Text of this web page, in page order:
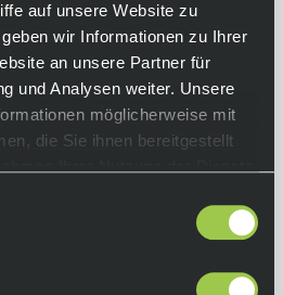
auf unsere Website zu
wir Informationen zu Ihrer
an unsere Partner für
und Analysen weiter. Unsere
möglicherweise mit
die Sie ihnen bereitgestellt
Warenkorb